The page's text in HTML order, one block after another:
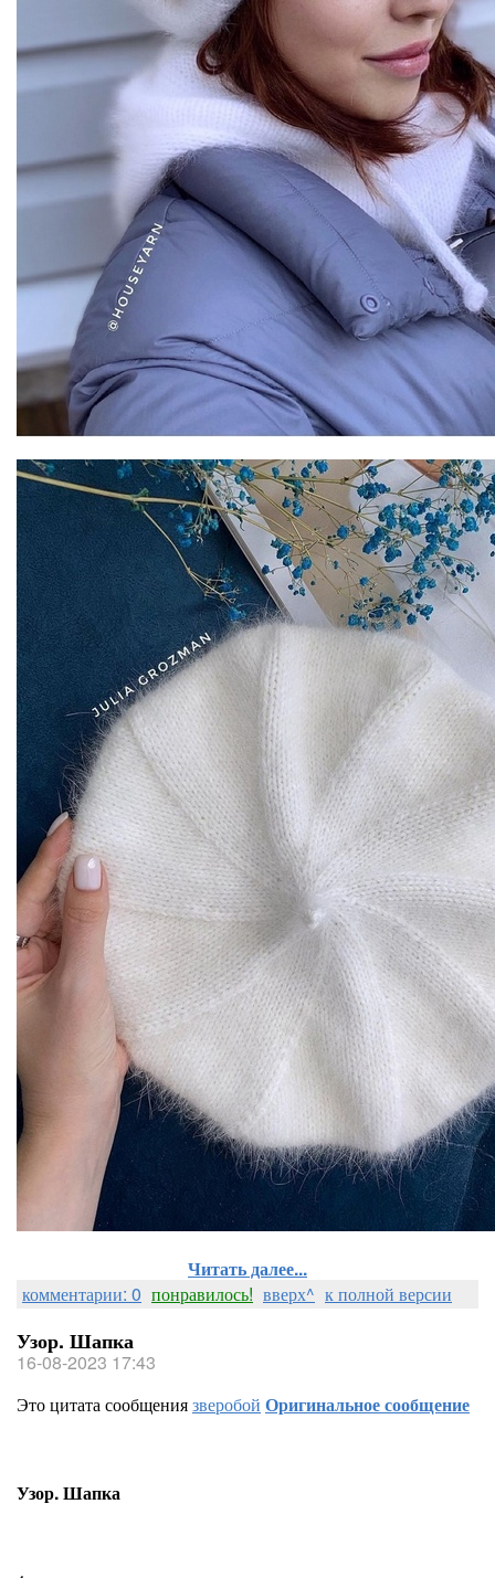
Читать далее...
комментарии: 0 понравилось! вверх^ к полной версии
Узор. Шапка
16-08-2023 17:43
Это цитата сообщениязверобой Оригинальное сообщение
Узор. Шапка